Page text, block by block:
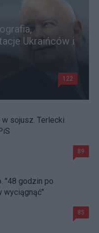
Ukraińców i
122
w sojusz. Terlecki
89
"48 godzin po
wyciągnąć"
85